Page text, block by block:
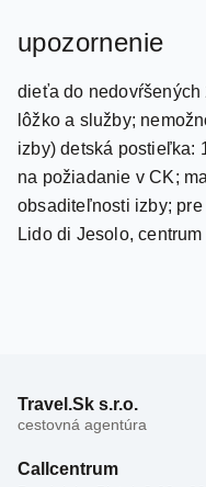
upozornenie
dieťa do
lôžko a služby;
izby) detská postieľka:
na požiadanie v CK;
obsaditeľnosti izby;
cestovná agentúra